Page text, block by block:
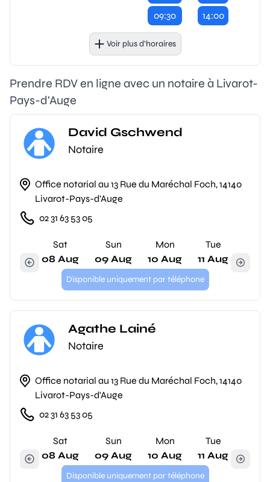
09:30
14:00
Voir plus d’horaires
Prendre RDV en ligne avec un notaire à Livarot-
Pays-d'Auge
David Gschwend
Notaire
Office notarial au 13 Rue du Maréchal Foch, 14140
Livarot-Pays-d'Auge
02 31 63 53 05
Sat
08 Aug
Sun
09 Aug
Mon
10 Aug
Tue
11 Aug
Disponible uniquement par téléphone
Agathe Lainé
Notaire
Office notarial au 13 Rue du Maréchal Foch, 14140
Livarot-Pays-d'Auge
02 31 63 53 05
Sat
08 Aug
Sun
09 Aug
Mon
10 Aug
Tue
11 Aug
Disponible uniquement par téléphone